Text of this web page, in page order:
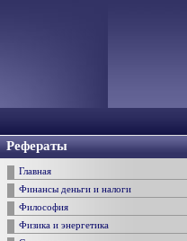
Рефераты
Главная
Финансы деньги и налоги
Философия
Физика и энергетика